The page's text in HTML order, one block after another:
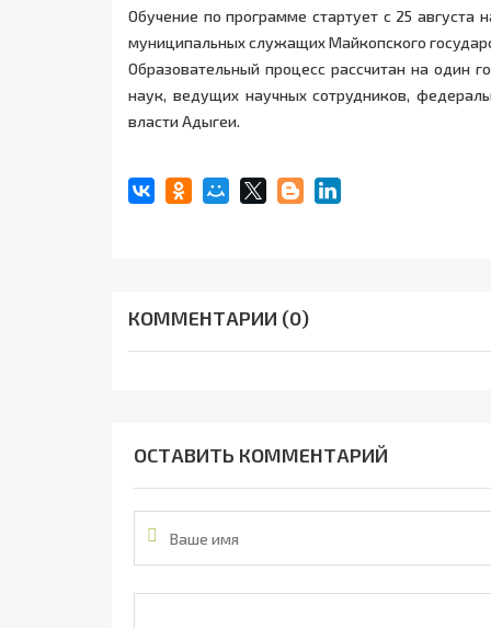
Обучение по программе стартует с 25 августа
муниципальных служащих Майкопского
Образовательный процесс рассчитан на один
наук, ведущих научных сотрудников,
власти Адыгеи.
КОММЕНТАРИИ (0)
ОСТАВИТЬ КОММЕНТАРИЙ